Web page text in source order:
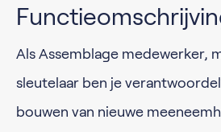
Als Assemblage medewerker,
sleutelaar ben je
bouwen van nieuwe